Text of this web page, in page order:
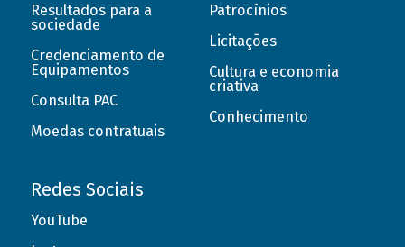
Resultados para a
sociedade
Credenciamento de
Equipamentos
Consulta PAC
Moedas contratuais
Patrocínios
Licitações
Cultura e economia
criativa
Conhecimento
Redes Sociais
YouTube